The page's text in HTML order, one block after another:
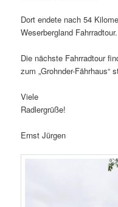
Dort endete nach 54
Weserbergland Fahrradtour.
Die nächste Fahrradtour
zum „Grohnder-Fährhaus“
Viele
Ernst Jürgen